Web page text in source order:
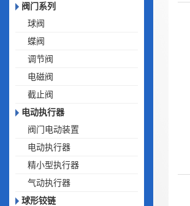
阀门系列
球阀
蝶阀
调节阀
电磁阀
截止阀
电动执行器
阀门电动装置
电动执行器
精小型执行器
气动执行器
球形铰链